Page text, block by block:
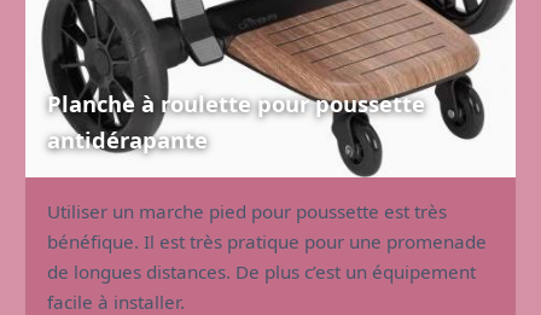
Planche à roulette pour poussette
antidérapante
Utiliser un marche pied pour poussette est très
bénéfique. Il est très pratique pour une promenade
de longues distances. De plus c’est un équipement
facile à installer.